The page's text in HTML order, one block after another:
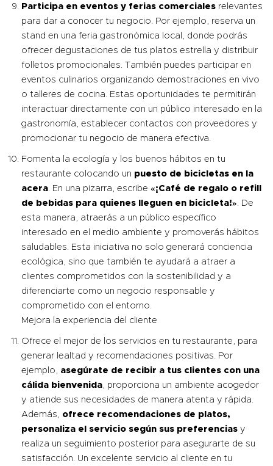
Participa en eventos y ferias comerciales relevantes
para dar a conocer tu negocio. Por ejemplo, reserva un
stand en una feria gastronómica local, donde podrás
ofrecer degustaciones de tus platos estrella y distribuir
folletos promocionales. También puedes participar en
eventos culinarios organizando demostraciones en vivo
o talleres de cocina. Estas oportunidades te permitirán
interactuar directamente con un público interesado en la
gastronomía, establecer contactos con proveedores y
promocionar tu negocio de manera efectiva.
Fomenta la ecología y los buenos hábitos en tu
restaurante colocando un puesto de bicicletas en la
acera . En una pizarra, escribe «¡Café de regalo o refill
de bebidas para quienes lleguen en bicicleta!» . De
esta manera, atraerás a un público específico
interesado en el medio ambiente y promoverás hábitos
saludables. Esta iniciativa no solo generará conciencia
ecológica, sino que también te ayudará a atraer a
clientes comprometidos con la sostenibilidad y a
diferenciarte como un negocio responsable y
comprometido con el entorno.
Mejora la experiencia del cliente
Ofrece el mejor de los servicios en tu restaurante, para
generar lealtad y recomendaciones positivas. Por
ejemplo,
asegúrate de recibir a tus clientes con una
cálida bienvenida , proporciona un ambiente acogedor
y atiende sus necesidades de manera atenta y rápida.
Además,
ofrece recomendaciones de platos,
personaliza el servicio según sus preferencias y
realiza un seguimiento posterior para asegurarte de su
satisfacción. Un excelente servicio al cliente en tu